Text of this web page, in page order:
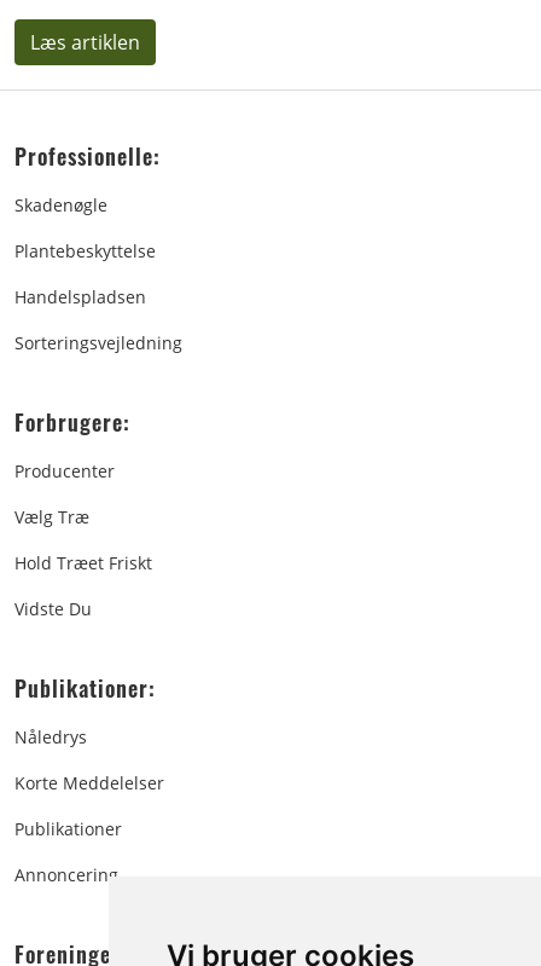
Vi bruger cookies
Læs artiklen
Professionelle:
Skadenøgle
Plantebeskyttelse
Handelspladsen
Sorteringsvejledning
Forbrugere:
Producenter
Vælg Træ
Hold Træet Friskt
Vidste Du
Publikationer:
Nåledrys
Korte Meddelelser
Publikationer
Annoncering
Foreningen: